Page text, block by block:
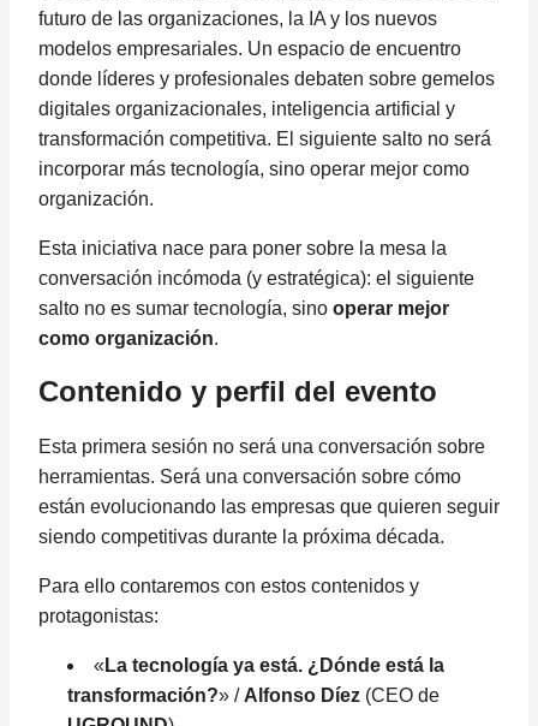
futuro de las organizaciones, la IA y los nuevos
modelos empresariales. Un espacio de encuentro
donde líderes y profesionales debaten sobre gemelos
digitales organizacionales, inteligencia artificial y
transformación competitiva. El siguiente salto no será
incorporar más tecnología, sino operar mejor como
organización.
Esta iniciativa nace para poner sobre la mesa la
conversación incómoda (y estratégica): el siguiente
salto no es sumar tecnología, sino operar mejor
como organización.
Contenido y perfil del evento
Esta primera sesión no será una conversación sobre
herramientas. Será una conversación sobre cómo
están evolucionando las empresas que quieren seguir
siendo competitivas durante la próxima década.
Para ello contaremos con estos contenidos y
protagonistas:
« La tecnología ya está. ¿Dónde está la
transformación?» / Alfonso Díez (CEO de